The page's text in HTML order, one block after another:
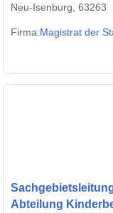
Neu-Isenburg, 63263
Firma:Magistrat der
Abteilung